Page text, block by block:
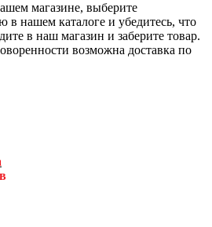
магазине, выберите
нашем каталоге и убедитесь, что
в наш магазин и заберите товар.
возможна доставка по